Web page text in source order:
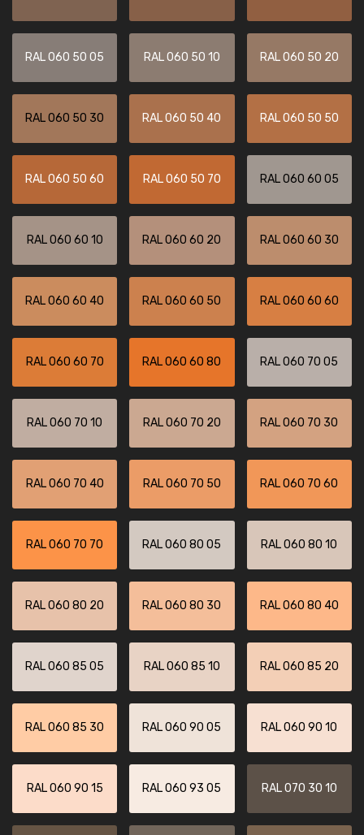
RAL 060 50 05 RAL 060 50 10 RAL 060 50 20
RAL 060 50 30 RAL 060 50 40 RAL 060 50 50
RAL 060 50 60 RAL 060 50 70 RAL 060 60 05
RAL 060 60 10 RAL 060 60 20 RAL 060 60 30
RAL 060 60 40 RAL 060 60 50 RAL 060 60 60
RAL 060 60 70 RAL 060 60 80 RAL 060 70 05
RAL 060 70 10 RAL 060 70 20 RAL 060 70 30
RAL 060 70 40 RAL 060 70 50 RAL 060 70 60
RAL 060 70 70 RAL 060 80 05 RAL 060 80 10
RAL 060 80 20 RAL 060 80 30 RAL 060 80 40
RAL 060 85 05 RAL 060 85 10 RAL 060 85 20
RAL 060 85 30 RAL 060 90 05 RAL 060 90 10
RAL 060 90 15 RAL 060 93 05 RAL 070 30 10